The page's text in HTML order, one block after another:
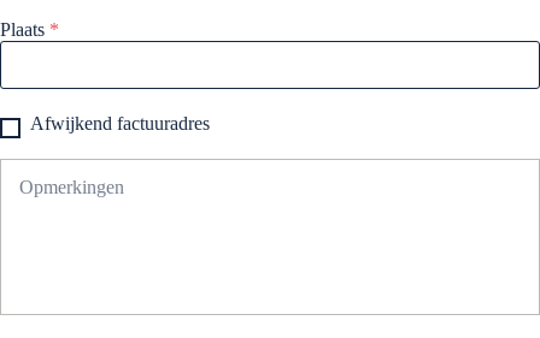
Plaats *
Afwijkend factuuradres